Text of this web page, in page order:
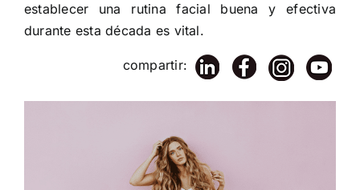
establecer una rutina facial buena y efectiva
durante esta década es vital.
compartir: